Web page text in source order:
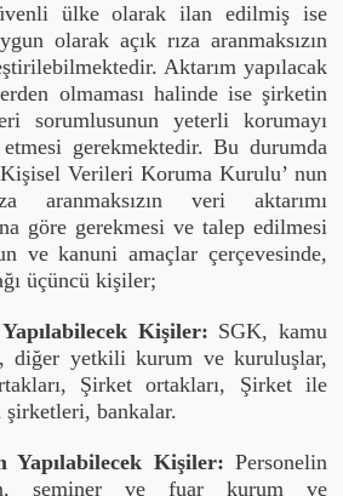
ülke olarak ilan edilmiş ise
olarak açık rıza aranmaksızın
Aktarım yapılacak
olmaması halinde ise şirketin
sorumlusunun yeterli korumayı
gerekmektedir. Bu durumda
Verileri Koruma Kurulu’ nun
veri aktarımı
göre gerekmesi ve talep edilmesi
ve kanuni amaçlar çerçevesinde,
üçüncü kişiler;
Kişiler: SGK, kamu
diğer yetkili kurum ve kuruluşlar,
Şirket ortakları, Şirket ile
şirketleri, bankalar.
Yapılabilecek Kişiler:Personelin
seminer ve fuar kurum ve